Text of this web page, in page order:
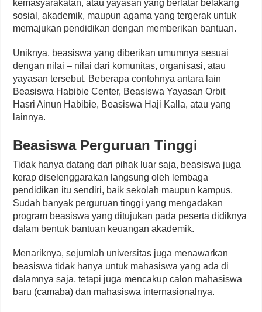
kemasyarakatan, atau yayasan yang berlatar belakang
sosial, akademik, maupun agama yang tergerak untuk
memajukan pendidikan dengan memberikan bantuan.
Uniknya, beasiswa yang diberikan umumnya sesuai
dengan nilai – nilai dari komunitas, organisasi, atau
yayasan tersebut. Beberapa contohnya antara lain
Beasiswa Habibie Center, Beasiswa Yayasan Orbit
Hasri Ainun Habibie, Beasiswa Haji Kalla, atau yang
lainnya.
Beasiswa Perguruan Tinggi
Tidak hanya datang dari pihak luar saja, beasiswa juga
kerap diselenggarakan langsung oleh lembaga
pendidikan itu sendiri, baik sekolah maupun kampus.
Sudah banyak perguruan tinggi yang mengadakan
program beasiswa yang ditujukan pada peserta didiknya
dalam bentuk bantuan keuangan akademik.
Menariknya, sejumlah universitas juga menawarkan
beasiswa tidak hanya untuk mahasiswa yang ada di
dalamnya saja, tetapi juga mencakup calon mahasiswa
baru (camaba) dan mahasiswa internasionalnya.